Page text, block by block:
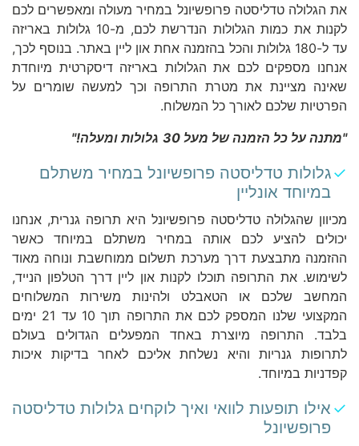
את הגלולה טדליסטה פרופשיונל במחיר מעולה ומאפשרים לכם
לקנות את כמות הגלולות הנדרשת לכם, מ-10 גלולות באריזה
עד ל-180 גלולות והכל בהזמנה אחת און ליין באתר. בנוסף לכך,
אנחנו מספקים לכם את הגלולות באריזה דיסקרטית מיוחדת
שאינה מציינת את מטרת התרופה וכך למעשה שומרים על
הפרטיות שלכם לאורך כל המשלוח.
"מתנה על כל הזמנה של מעל 30 גלולות ומעלה!"
גלולות טדליסטה פרופשיונל במחיר משתלם
במיוחד אונליין
מכיוון שהגלולה טדליסטה פרופשיונל היא תרופה גנרית, אנחנו
יכולים להציע לכם אותה במחיר משתלם במיוחד כאשר
ההזמנה מתבצעת דרך מערכת תשלום ממוחשבת ונוחה מאוד
לשימוש. את התרופה תוכלו לקנות און ליין דרך הטלפון הנייד,
המחשב שלכם או הטאבלט ולהינות משירות המשלוחים
המקצועי שלנו המספק לכם את התרופה תוך 10 עד 21 ימים
בלבד. התרופה מיוצרת באחד המפעלים הגדולים בעולם
לתרופות גנריות והיא נשלחת אליכם לאחר בדיקות איכות
קפדניות במיוחד.
אילו תופעות לוואי ואיך לוקחים גלולות טדליסטה
פרופשיונל